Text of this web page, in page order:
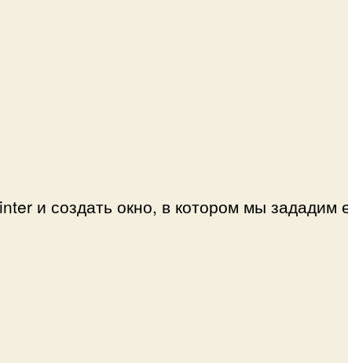
и создать окно, в котором мы зададим